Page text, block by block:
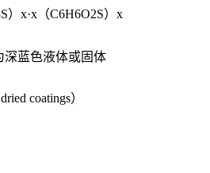
）x·x（C6H6O2S）x
深蓝色液体或固体
coatings）